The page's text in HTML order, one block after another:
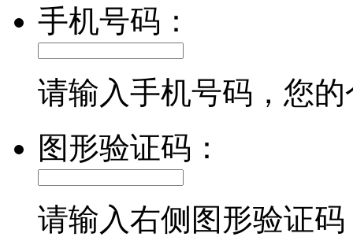
手机号码：
请输入手机号码，您
图形验证码：
请输入右侧图形验证码